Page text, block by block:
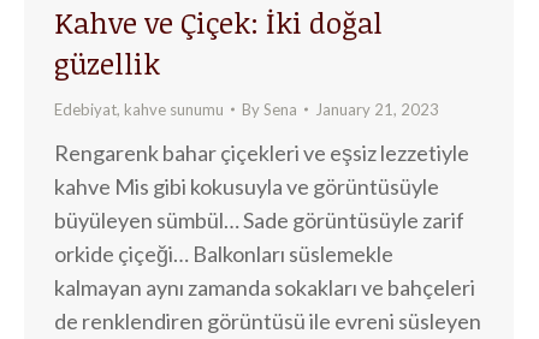
Kahve ve Çiçek: İki doğal
güzellik
Edebiyat, kahve sunumu BySena January 21, 2023
Rengarenk bahar çiçekleri ve eşsiz lezzetiyle
kahve Mis gibi kokusuyla ve görüntüsüyle
büyüleyen sümbül… Sade görüntüsüyle zarif
orkide çiçeği… Balkonları süslemekle
kalmayan aynı zamanda sokakları ve bahçeleri
de renklendiren görüntüsü ile evreni süsleyen